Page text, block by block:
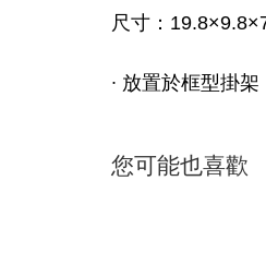
尺寸：
∙ 放置於框型掛架
您可能也喜歡